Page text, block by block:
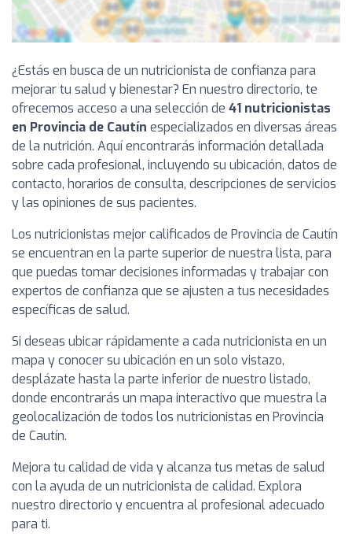
¿Estás en busca de un nutricionista de confianza para
mejorar tu salud y bienestar? En nuestro directorio, te
ofrecemos acceso a una selección de 41 nutricionistas
en Provincia de Cautín especializados en diversas áreas
de la nutrición. Aquí encontrarás información detallada
sobre cada profesional, incluyendo su ubicación, datos de
contacto, horarios de consulta, descripciones de servicios
y las opiniones de sus pacientes.
Los nutricionistas mejor calificados de Provincia de Cautín
se encuentran en la parte superior de nuestra lista, para
que puedas tomar decisiones informadas y trabajar con
expertos de confianza que se ajusten a tus necesidades
específicas de salud.
Si deseas ubicar rápidamente a cada nutricionista en un
mapa y conocer su ubicación en un solo vistazo,
desplázate hasta la parte inferior de nuestro listado,
donde encontrarás un mapa interactivo que muestra la
geolocalización de todos los nutricionistas en Provincia
de Cautín.
Mejora tu calidad de vida y alcanza tus metas de salud
con la ayuda de un nutricionista de calidad. Explora
nuestro directorio y encuentra al profesional adecuado
para ti.